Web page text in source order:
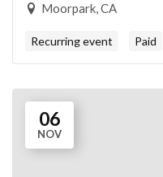
Moorpark, CA
Recurring event Paid
06
NOV